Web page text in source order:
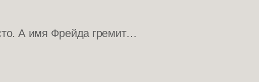
А имя Фрейда гремит…